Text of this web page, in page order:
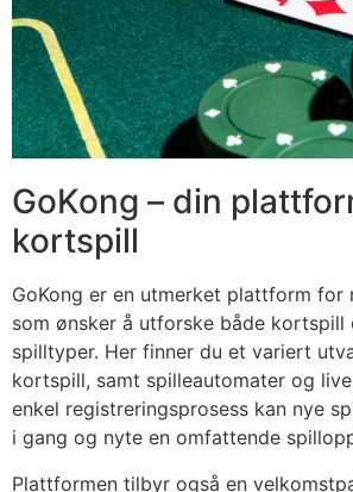
GoKong – din
kortspill
GoKong er en utmerket plattform for
som ønsker å utforske både kortspill
spilltyper. Her finner du et variert
kortspill, samt spilleautomater og
enkel registreringsprosess kan nye
i gang og nyte en omfattende
Plattformen tilbyr også en